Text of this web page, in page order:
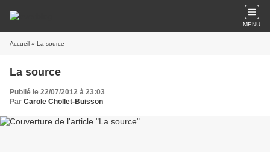
MENU
Accueil » La source
La source
Publié le 22/07/2012 à 23:03
Par Carole Chollet-Buisson